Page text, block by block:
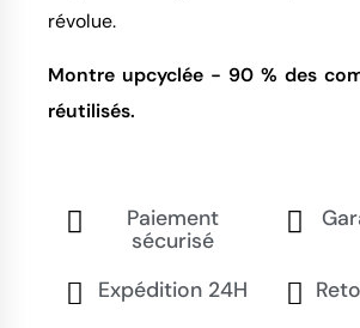
révolue.
Montre upcyclée - 90 % des
réutilisés.
Paiement
sécurisé
Expédition 24H